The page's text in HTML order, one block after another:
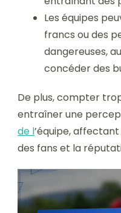
Les équipes
francs ou des
dangereuses,
concéder des
De plus, compter
entraîner une
de l’équipe,
des fans et la